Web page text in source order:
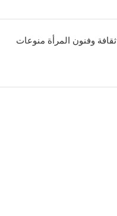
ثقافة وفنون المرأة منوعات